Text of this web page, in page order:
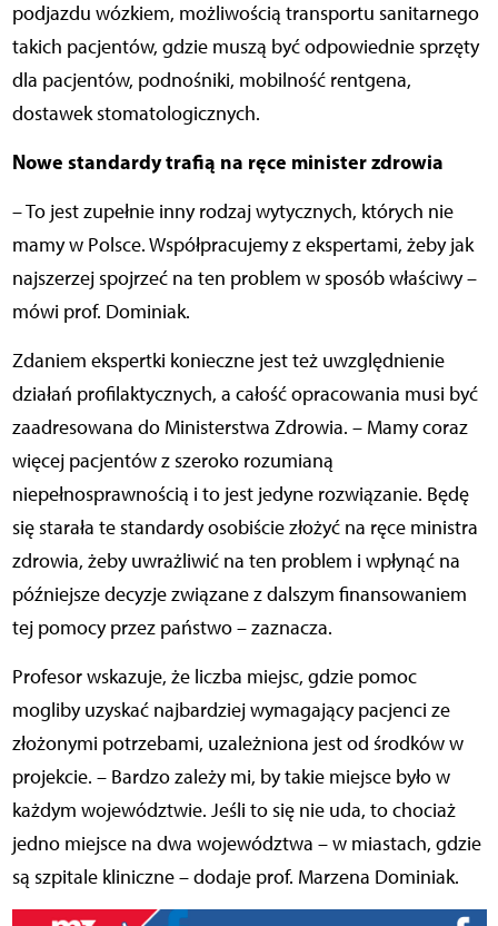
podjazdu wózkiem, możliwością transportu sanitarnego
takich pacjentów, gdzie muszą być odpowiednie sprzęty
dla pacjentów, podnośniki, mobilność rentgena,
dostawek stomatologicznych.
Nowe standardy trafią na ręce minister zdrowia
– To jest zupełnie inny rodzaj wytycznych, których nie
mamy w Polsce. Współpracujemy z ekspertami, żeby jak
najszerzej spojrzeć na ten problem w sposób właściwy –
mówi prof. Dominiak.
Zdaniem ekspertki konieczne jest też uwzględnienie
działań profilaktycznych, a całość opracowania musi być
zaadresowana do Ministerstwa Zdrowia. – Mamy coraz
więcej pacjentów z szeroko rozumianą
niepełnosprawnością i to jest jedyne rozwiązanie. Będę
się starała te standardy osobiście złożyć na ręce ministra
zdrowia, żeby uwrażliwić na ten problem i wpłynąć na
późniejsze decyzje związane z dalszym finansowaniem
tej pomocy przez państwo – zaznacza.
Profesor wskazuje, że liczba miejsc, gdzie pomoc
mogliby uzyskać najbardziej wymagający pacjenci ze
złożonymi potrzebami, uzależniona jest od środków w
projekcie. – Bardzo zależy mi, by takie miejsce było w
każdym województwie. Jeśli to się nie uda, to chociaż
jedno miejsce na dwa województwa – w miastach, gdzie
są szpitale kliniczne – dodaje prof. Marzena Dominiak.